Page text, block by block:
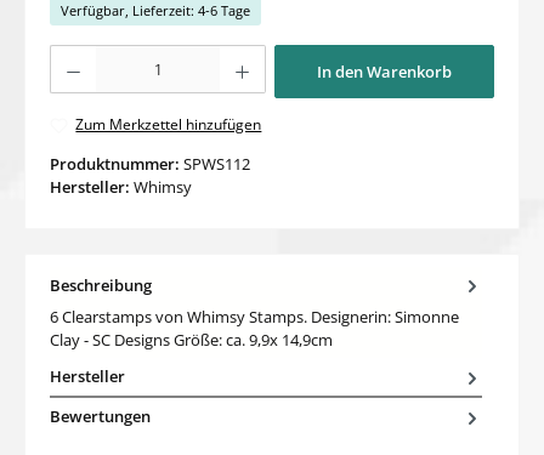
Verfügbar, Lieferzeit: 4-6 Tage
In den Warenkorb
Zum Merkzettel hinzufügen
Produktnummer: SPWS112
Hersteller: Whimsy
Beschreibung
6 Clearstamps von Whimsy Stamps. Designerin: Simonne
Clay - SC Designs Größe: ca. 9,9x 14,9cm
Hersteller
Bewertungen